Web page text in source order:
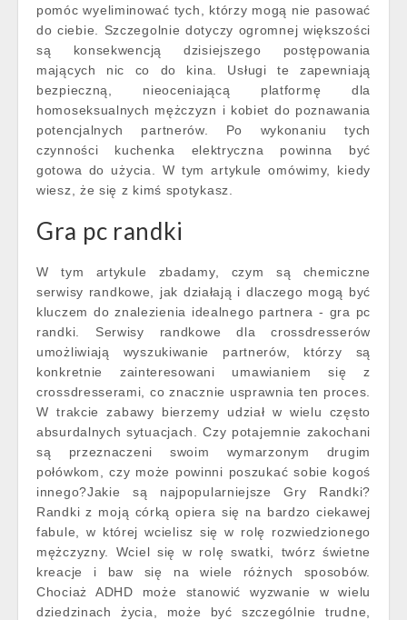
pomóc wyeliminować tych, którzy mogą nie pasować
do ciebie. Szczegolnie dotyczy ogromnej większości
są konsekwencją dzisiejszego postępowania
mających nic co do kina. Usługi te zapewniają
bezpieczną, nieoceniającą platformę dla
homoseksualnych mężczyzn i kobiet do poznawania
potencjalnych partnerów. Po wykonaniu tych
czynności kuchenka elektryczna powinna być
gotowa do użycia. W tym artykule omówimy, kiedy
wiesz, że się z kimś spotykasz.
Gra pc randki
W tym artykule zbadamy, czym są chemiczne
serwisy randkowe, jak działają i dlaczego mogą być
kluczem do znalezienia idealnego partnera - gra pc
randki. Serwisy randkowe dla crossdresserów
umożliwiają wyszukiwanie partnerów, którzy są
konkretnie zainteresowani umawianiem się z
crossdresserami, co znacznie usprawnia ten proces.
W trakcie zabawy bierzemy udział w wielu często
absurdalnych sytuacjach. Czy potajemnie zakochani
są przeznaczeni swoim wymarzonym drugim
połówkom, czy może powinni poszukać sobie kogoś
innego?Jakie są najpopularniejsze Gry Randki?
Randki z moją córką opiera się na bardzo ciekawej
fabule, w której wcielisz się w rolę rozwiedzionego
mężczyzny. Wciel się w rolę swatki, twórz świetne
kreacje i baw się na wiele różnych sposobów.
Chociaż ADHD może stanowić wyzwanie w wielu
dziedzinach życia, może być szczególnie trudne,